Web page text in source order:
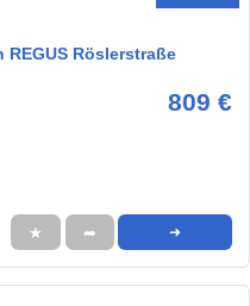
Röslerstraße
809 €
★ ➦ ➜